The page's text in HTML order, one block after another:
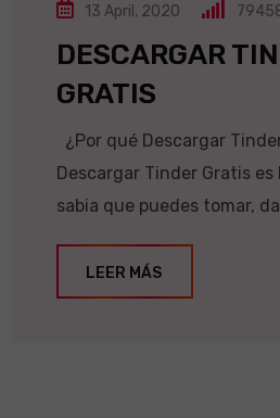
13 April, 2020
DESCARGAR
GRATIS
¿Por qué Descargar
Descargar Tinder Gratis es
sabia que puedes tomar,
LEER MÁS